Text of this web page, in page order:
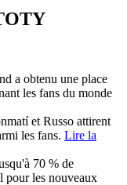
a obtenu une place
les fans du monde
et Russo attirent
les fans. Lire la
70 % de
pour les nouveaux